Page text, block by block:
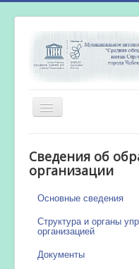
Включить/
выключить
Новости
Сведения об
организации
Основные сведения
Структура и органы
организацией
Документы